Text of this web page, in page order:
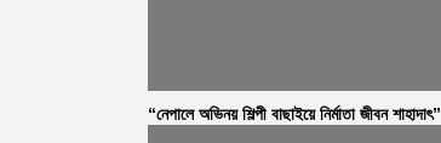
“নেপালে অভিনয় শিল্পী বাছাইয়ে নির্মাতা জীবন শাহাদাৎ”